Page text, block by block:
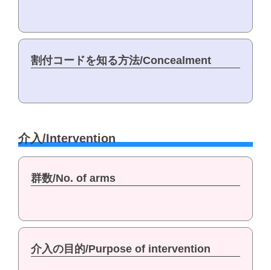
割付コードを知る方法/Concealment
介入/Intervention
群数/No. of arms
介入の目的/Purpose of intervention